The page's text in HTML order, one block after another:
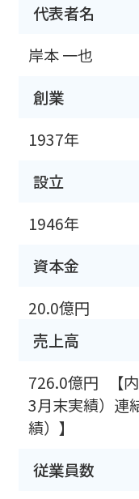
代表者名
岸本 一也
創業
1937年
設立
1946年
資本金
20.0億円
売上高
726.0億円
【
3月末実績）連
績）】
従業員数